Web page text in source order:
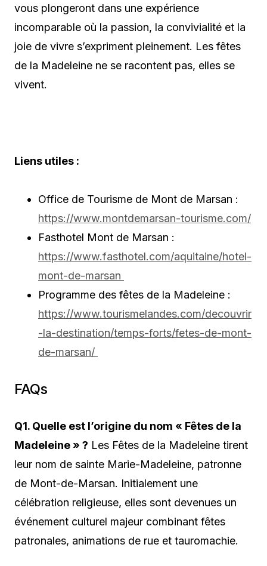
vous plongeront dans une expérience
incomparable où la passion, la convivialité et la
joie de vivre s’expriment pleinement. Les fêtes
de la Madeleine ne se racontent pas, elles se
vivent.
Liens utiles :
Office de Tourisme de Mont de Marsan :
https://www.montdemarsan-tourisme.com/
Fasthotel Mont de Marsan :
https://www.fasthotel.com/aquitaine/hotel-
mont-de-marsan
Programme des fêtes de la Madeleine :
https://www.tourismelandes.com/decouvrir
-la-destination/temps-forts/fetes-de-mont-
de-marsan/
FAQs
Q1. Quelle est l’origine du nom « Fêtes de la
Madeleine » ? Les Fêtes de la Madeleine tirent
leur nom de sainte Marie-Madeleine, patronne
de Mont-de-Marsan. Initialement une
célébration religieuse, elles sont devenues un
événement culturel majeur combinant fêtes
patronales, animations de rue et tauromachie.